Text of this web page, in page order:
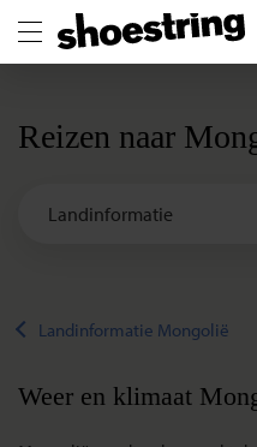
Reizen naar
Landinformatie Mongolië
Weer en klimaat